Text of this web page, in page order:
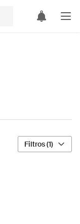
Filtros (1)